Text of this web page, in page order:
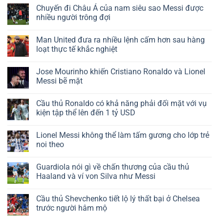
Chuyến đi Châu Á của nam siêu sao Messi được
nhiều người trông đợi
Man United đưa ra nhiều lệnh cấm hơn sau hàng
loạt thực tế khắc nghiệt
Jose Mourinho khiến Cristiano Ronaldo và Lionel
Messi bẽ mặt
Cầu thủ Ronaldo có khả năng phải đối mặt với vụ
kiện tập thể lên đến 1 tỷ USD
Lionel Messi không thể làm tấm gương cho lớp trẻ
noi theo
Guardiola nói gì về chấn thương của cầu thủ
Haaland và ví von Silva như Messi
Cầu thủ Shevchenko tiết lộ lý thất bại ở Chelsea
trước người hâm mộ